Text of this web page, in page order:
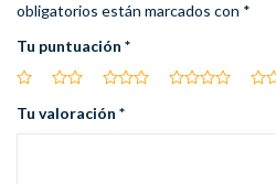
obligatorios están marcados con *
Tu puntuación *
Tu valoración *